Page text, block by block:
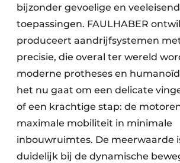
bijzonder gevoelige en
toepassingen. FAULHABER
produceert aandrijfsystemen
precisie, die overal ter wereld
moderne protheses en
het nu gaat om een delicate
of een krachtige stap: de
maximale mobiliteit in minimale
inbouwruimtes. De meerwaarde
duidelijk bij de dynamische